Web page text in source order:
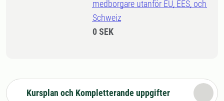
medborgare utanför EU, EES, och
Schweiz
0 SEK
Kursplan och Kompletterande uppgifter